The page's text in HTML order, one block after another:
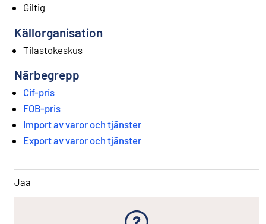
Giltig
Källorganisation
Tilastokeskus
Närbegrepp
Cif-pris
FOB-pris
Import av varor och tjänster
Export av varor och tjänster
Jaa